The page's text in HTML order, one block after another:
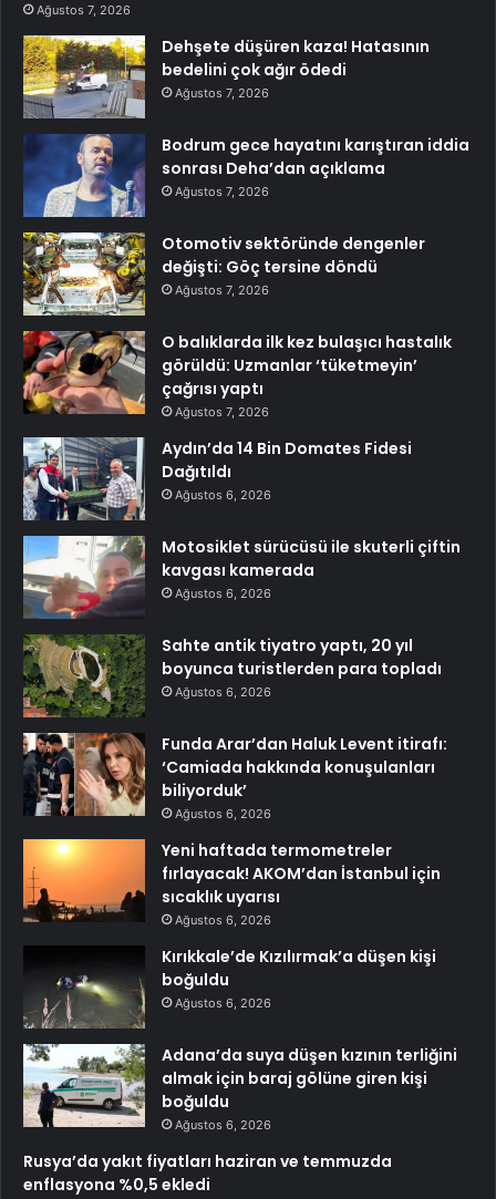
Ağustos 7, 2026
Dehşete düşüren kaza! Hatasının
bedelini çok ağır ödedi
Ağustos 7, 2026
Bodrum gece hayatını karıştıran iddia
sonrası Deha’dan açıklama
Ağustos 7, 2026
Otomotiv sektöründe dengenler
değişti: Göç tersine döndü
Ağustos 7, 2026
O balıklarda ilk kez bulaşıcı hastalık
görüldü: Uzmanlar ‘tüketmeyin’
çağrısı yaptı
Ağustos 7, 2026
Aydın’da 14 Bin Domates Fidesi
Dağıtıldı
Ağustos 6, 2026
Motosiklet sürücüsü ile skuterli çiftin
kavgası kamerada
Ağustos 6, 2026
Sahte antik tiyatro yaptı, 20 yıl
boyunca turistlerden para topladı
Ağustos 6, 2026
Funda Arar’dan Haluk Levent itirafı:
‘Camiada hakkında konuşulanları
biliyorduk’
Ağustos 6, 2026
Yeni haftada termometreler
fırlayacak! AKOM’dan İstanbul için
sıcaklık uyarısı
Ağustos 6, 2026
Kırıkkale’de Kızılırmak’a düşen kişi
boğuldu
Ağustos 6, 2026
Adana’da suya düşen kızının terliğini
almak için baraj gölüne giren kişi
boğuldu
Ağustos 6, 2026
Rusya’da yakıt fiyatları haziran ve temmuzda
enflasyona %0,5 ekledi